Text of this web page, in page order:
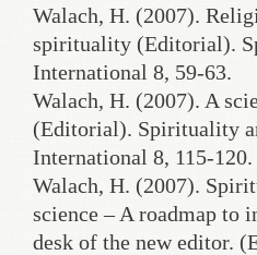
Walach, H. (2007).
spirituality (Editorial).
International 8, 59-63.
Walach, H. (2007). A
(Editorial). Spirituality
International 8, 115-120.
Walach, H. (2007).
science – A roadmap to
desk of the new editor.